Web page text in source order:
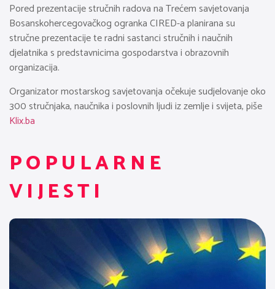
Pored prezentacije stručnih radova na Trećem savjetovanja
Bosanskohercegovačkog ogranka CIRED-a planirana su
stručne prezentacije te radni sastanci stručnih i naučnih
djelatnika s predstavnicima gospodarstva i obrazovnih
organizacija.
Organizator mostarskog savjetovanja očekuje sudjelovanje oko
300 stručnjaka, naučnika i poslovnih ljudi iz zemlje i svijeta, piše
Klix.ba
POPULARNE
VIJESTI